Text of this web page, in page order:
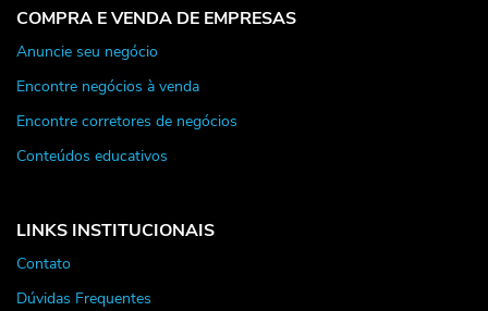
COMPRA E VENDA DE EMPRESAS
Anuncie seu negócio
Encontre negócios à venda
Encontre corretores de negócios
Conteúdos educativos
LINKS INSTITUCIONAIS
Contato
Dúvidas Frequentes